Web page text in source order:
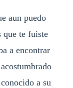
aun puedo
que te fuiste
a encontrar
a su